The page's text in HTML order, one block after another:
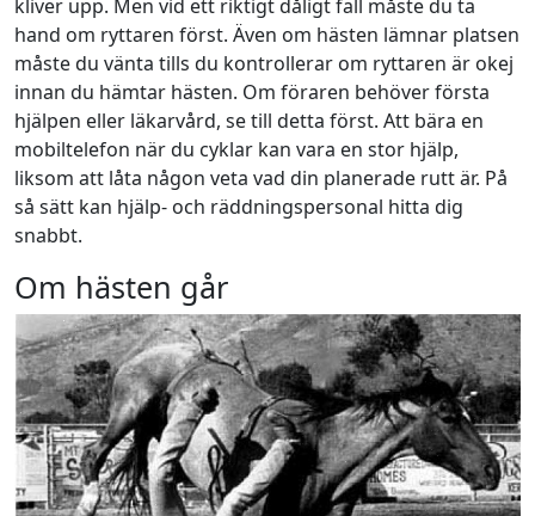
kliver upp. Men vid ett riktigt dåligt fall måste du ta
hand om ryttaren först. Även om hästen lämnar platsen
måste du vänta tills du kontrollerar om ryttaren är okej
innan du hämtar hästen. Om föraren behöver första
hjälpen eller läkarvård, se till detta först. Att bära en
mobiltelefon när du cyklar kan vara en stor hjälp,
liksom att låta någon veta vad din planerade rutt är. På
så sätt kan hjälp- och räddningspersonal hitta dig
snabbt.
Om hästen går